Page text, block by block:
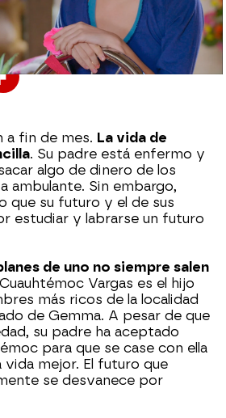
de 2021, 18:33
Flipboard
a fin de mes. La vida de
. Su padre está enfermo y
algo de dinero de los
ambulante. Sin embargo,
que su futuro y el de sus
estudiar y labrarse un futuro
de uno no siempre salen
Vargas es el hijo
más ricos de la localidad
de Gemma. A pesar de que
su padre ha aceptado
para que se case con ella
vida mejor. El futuro que
se desvanece por